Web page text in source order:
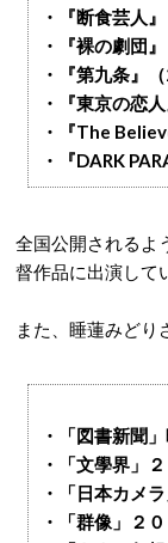
・『断食芸人
・『裸の劇団
・『第九条』
・『東京の恋
・『The
・『DARK
全国公開されるよ
督作品に出演して
また、睡蓮みどり
・「図書新聞
・「文學界」
・「日本カメ
・「群像」２